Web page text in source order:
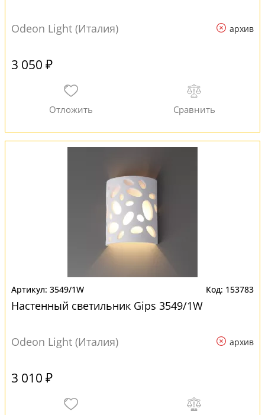
Odeon Light (Италия) архив
3 050 ₽
3549/1W 153783
Настенный светильник Gips 3549/1W
Odeon Light (Италия) архив
3 010 ₽